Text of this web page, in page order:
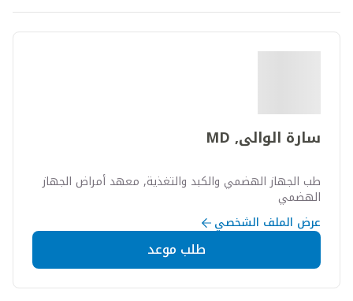
سارة الوالى, MD
طب الجهاز الهضمي والكبد والتغذية, معهد أمراض الجهاز
الهضمي
عرض الملف الشخصي
طلب موعد